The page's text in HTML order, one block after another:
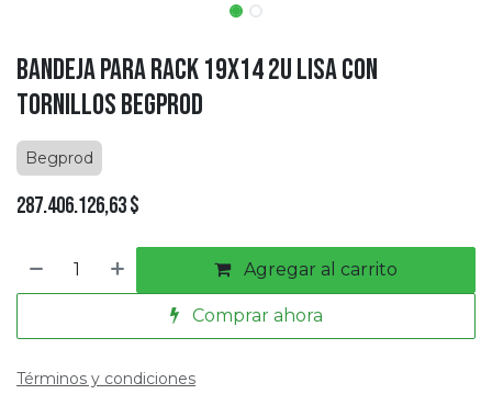
Bandeja para Rack 19x14 2U Lisa con
tornillos Begprod
Begprod
287.406.126,63$
Agregar al carrito
Comprar ahora
Términos y condiciones